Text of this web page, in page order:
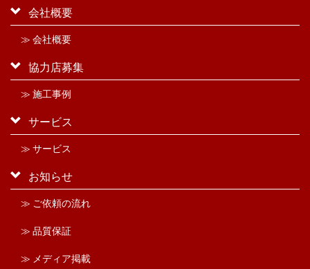
会社概要
≫ 会社概要
協力店募集
≫ 施工事例
サービス
≫ サービス
お知らせ
≫ ご依頼の流れ
≫ 品質保証
≫ メディア掲載